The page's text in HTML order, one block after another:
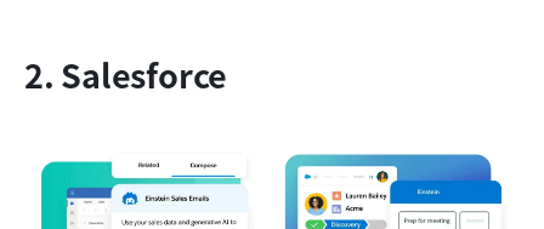
2. Salesforce